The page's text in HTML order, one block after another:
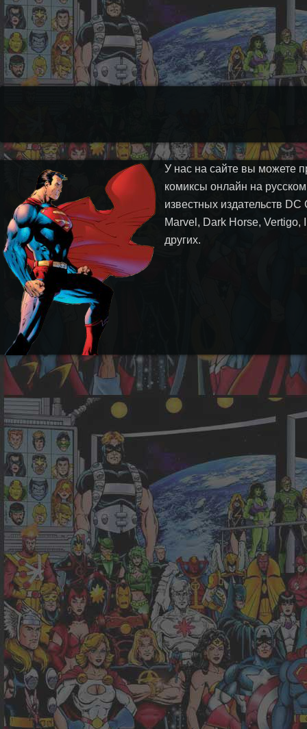
У нас на сайте вы можете
комиксы онлайн на
известных издательств DC
Marvel, Dark Horse, Vertigo,
других.